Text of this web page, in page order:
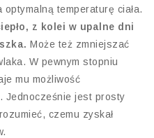
temperaturę ciała.
z kolei w upalne dni
Może też zmniejszać
W pewnym stopniu
mu możliwość
Jednocześnie jest prosty
czemu zyskał